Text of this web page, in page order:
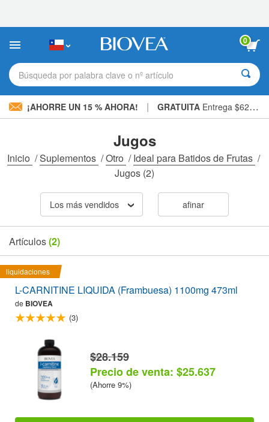
sitio
incluye
sistema
de
0
Búsqueda por palabra clave o nº artículo
¡AHORRE UN 15 % AHORA! | GRATUITA Entrega $62.900 »
Jugos
Inicio /Suplementos /Otro /Ideal para Batidos de Frutas /
Jugos (2)
Los más vendidos afinar
Artículos(2)
liquidaciones
L-CARNITINE LIQUIDA (Frambuesa) 1100mg 473ml
de BIOVEA
(3)
$28.159
Precio de venta: $25.637
(Ahorre 9%)